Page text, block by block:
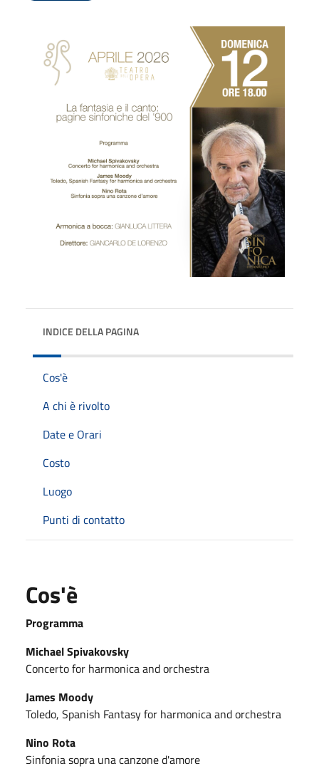
INDICE DELLA PAGINA
Cos'è
A chi è rivolto
Date e Orari
Costo
Luogo
Punti di contatto
Cos'è
Programma
Michael Spivakovsky
Concerto for harmonica and orchestra
James Moody
Toledo, Spanish Fantasy for harmonica and orchestra
Nino Rota
Sinfonia sopra una canzone d'amore